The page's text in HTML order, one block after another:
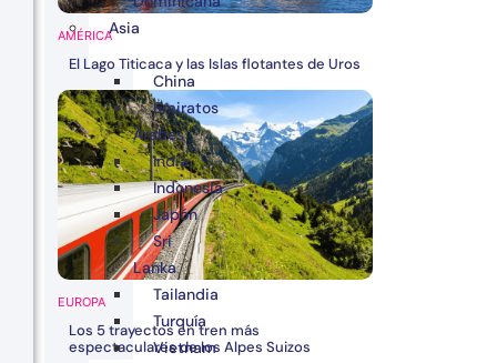
AMÉRICA
El Lago Titicaca y las Islas flotantes de Uros
EUROPA
Los 5 trayectos en tren más
espectaculares de los Alpes Suizos
Asia
China
Emiratos
Árabes
India
Indonesia
Japón
Sri
Lanka
Tailandia
Turquía
Vietnam